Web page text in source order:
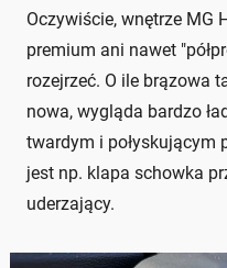
Oczywiście, wnętrze MG
premium ani nawet
rozejrzeć. O ile brązowa
nowa, wygląda bardzo
twardym i połyskującym
jest np. klapa schowka
uderzający.